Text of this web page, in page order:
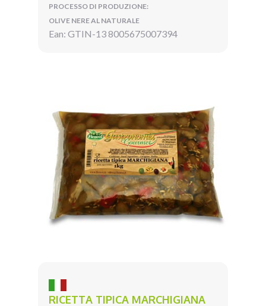
PROCESSO DI PRODUZIONE:
OLIVE NERE AL NATURALE
Ean: GTIN-13 8005675007394
RICETTA TIPICA MARCHIGIANA